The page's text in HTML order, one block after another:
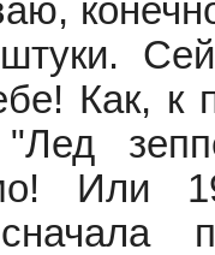
Как, к
"Лед
Или